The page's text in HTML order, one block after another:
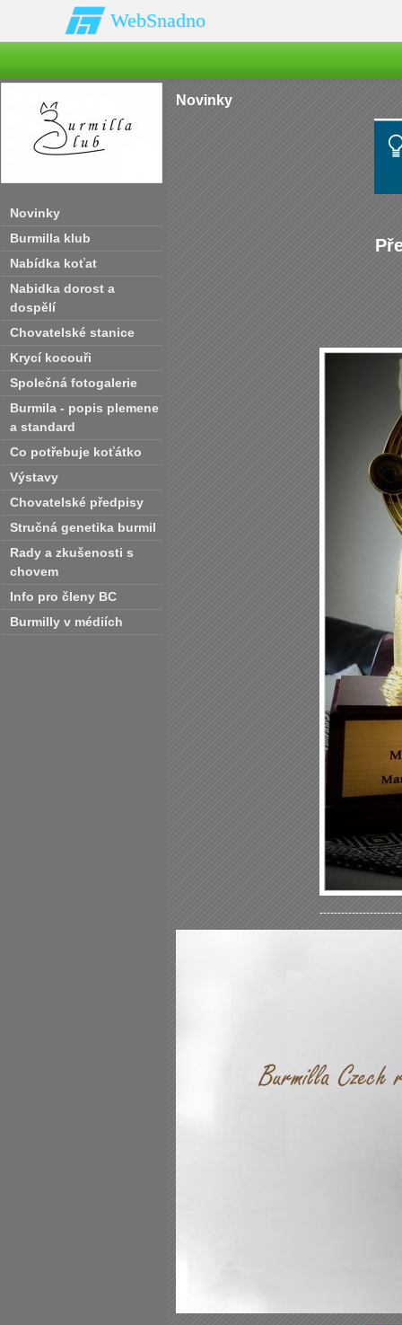
WebSnadno
Novinky
Burmilla klub
Nabídka koťat
Nabidka dorost a
dospělí
Chovatelské stanice
Krycí kocouři
Společná fotogalerie
Burmila - popis plemene
a standard
Co potřebuje koťátko
Výstavy
Chovatelské předpisy
Stručná genetika burmil
Rady a zkušenosti s
chovem
Info pro členy BC
Burmilly v médiích
Novinky